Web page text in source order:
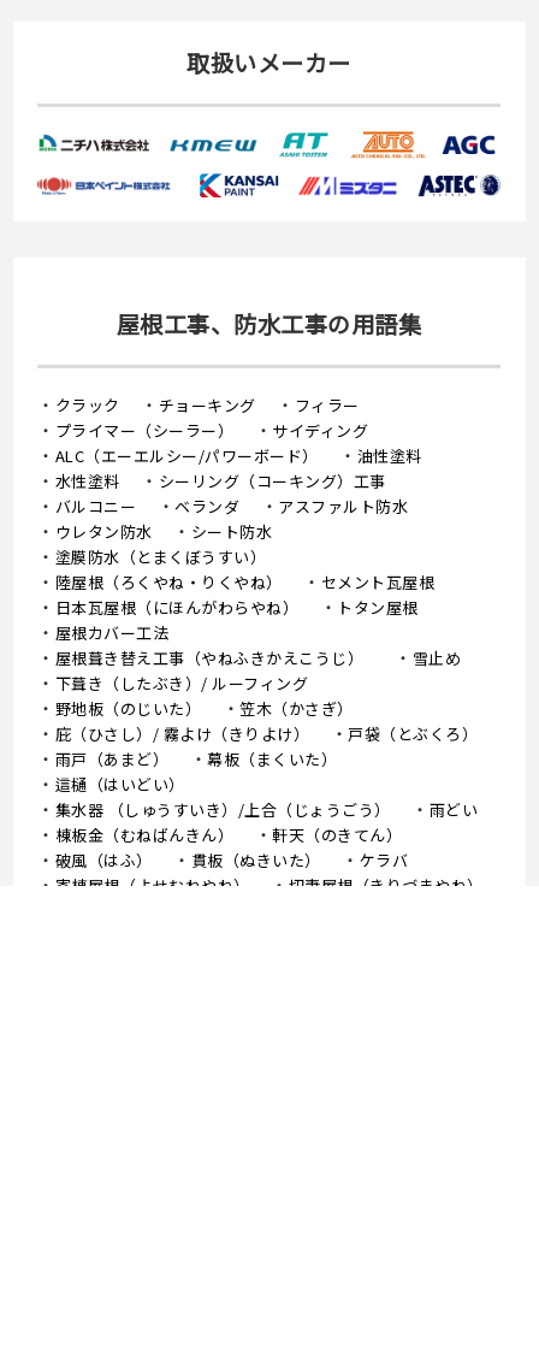
取扱いメーカー
屋根工事、防水工事の用語集
クラック チョーキング
フィラー
プライマー（シーラー）
サイディング
ALC（エーエルシー/パワーボード）
油性塗料
水性塗料
シーリング（コーキング）工事
バルコニー
ベランダ
アスファルト防水
ウレタン防水
シート防水
塗膜防水（とまくぼうすい）
陸屋根（ろくやね・りくやね）
セメント瓦屋根
日本瓦屋根（にほんがわらやね）
トタン屋根
屋根カバー工法
屋根葺き替え工事（やねふきかえこうじ）
雪止め
下葺き（したぶき）/ ルーフィング
野地板（のじいた）
笠木（かさぎ）
庇（ひさし）/ 霧よけ（きりよけ）
戸袋（とぶくろ）
雨戸（あまど）
幕板（まくいた）
這樋（はいどい）
集水器 （しゅうすいき）/上合（じょうごう）
雨どい
棟板金（むねばんきん）
軒天（のきてん）
破風（はふ）
貫板（ぬきいた）
ケラバ
寄棟屋根（よせむねやね）
切妻屋根（きりづまやね）